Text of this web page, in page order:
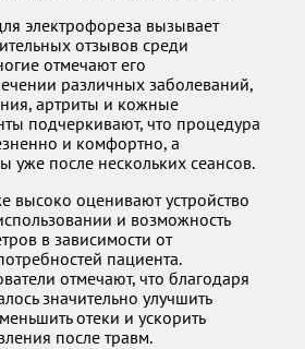
электрофореза вызывает
отзывов среди
отмечают его
различных заболеваний,
артриты и кожные
подчеркивают, что процедура
и комфортно, а
уже после нескольких сеансов.
высоко оценивают устройство
и возможность
в зависимости от
пациента.
отмечают, что благодаря
значительно улучшить
отеки и ускорить
после травм.